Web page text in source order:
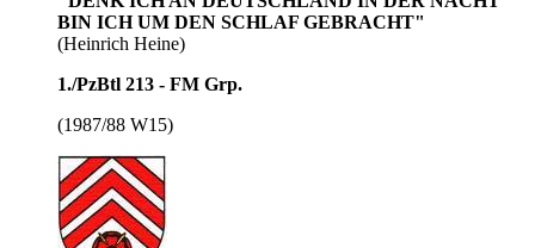
BIN ICH UM DEN SCHLAF GEBRACHT"
(Heinrich Heine)
1./PzBtl 213 - FM Grp.
(1987/88 W15)